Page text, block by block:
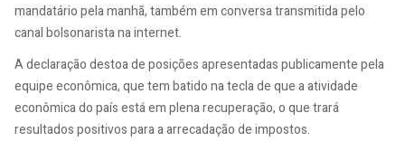
mandatário pela manhã, também em conversa transmitida pelo
canal bolsonarista na internet.
A declaração destoa de posições apresentadas publicamente pela
equipe econômica, que tem batido na tecla de que a atividade
econômica do país está em plena recuperação, o que trará
resultados positivos para a arrecadação de impostos.